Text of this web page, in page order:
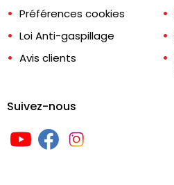
Préférences cookies
Loi Anti-gaspillage
Avis clients
Suivez-nous